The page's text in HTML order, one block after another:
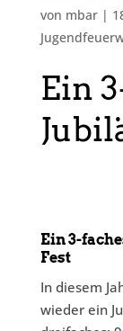
von mbar|
Ein
Ein 3-
Fest
In diesem
wieder ein